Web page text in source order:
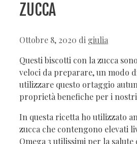
ZUCCA
Ottobre 8, 2020 di giulia
Questi biscotti con la zucca
veloci da preparare, un modo
utilizzare questo ortaggio
proprietà benefiche per i
In questa ricetta ho utilizzato
zucca che contengono elevati
Omega 3 utilissimi per la